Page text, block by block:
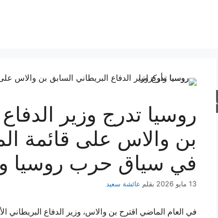
روسيا تدرج وزير
بن والاس على قائمة
في سياق حرب روسيا
13 مايو 2026 بقلم عائشة سعيد
في العام الماضي اقترح بن والاس، وزير الدفاع البريطاني